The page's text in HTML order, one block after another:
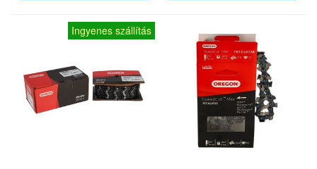
Ingyenes szállítás